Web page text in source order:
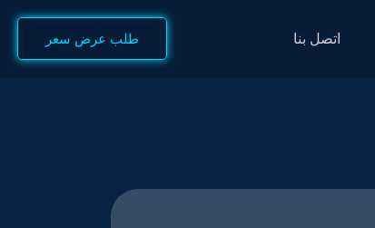
اتصل بنا طلب عرض سعر